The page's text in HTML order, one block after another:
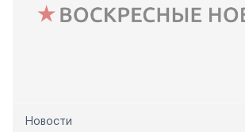
Новости